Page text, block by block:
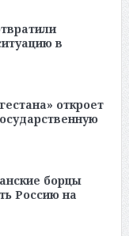
в
откроет
борцы
Россию на